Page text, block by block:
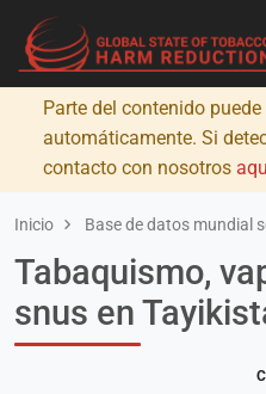
Parte del contenido
automáticamente. Si
contacto con nosotros
Inicio Base de datos mundial
Tabaquismo,
snus en